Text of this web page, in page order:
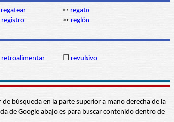
regatear ➳ regato
registro ➳ reglón
retroalimentar ❒ revulsivo
búsqueda en la parte superior a mano derecha de la
de Google abajo es para buscar contenido dentro de